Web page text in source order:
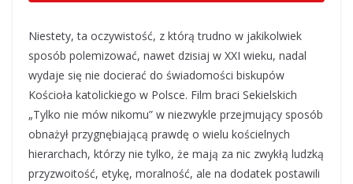
Niestety, ta oczywistość, z którą trudno w jakikolwiek
sposób polemizować, nawet dzisiaj w XXI wieku, nadal
wydaje się nie docierać do świadomości biskupów
Kościoła katolickiego w Polsce. Film braci Sekielskich
„Tylko nie mów nikomu” w niezwykle przejmujący sposób
obnażył przygnębiającą prawdę o wielu kościelnych
hierarchach, którzy nie tylko, że mają za nic zwykłą ludzką
przyzwoitość, etykę, moralność, ale na dodatek postawili